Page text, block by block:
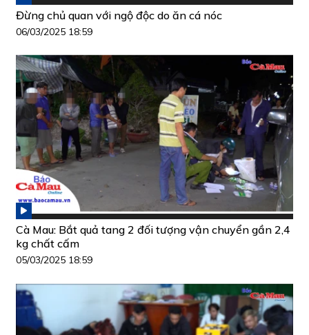
Đừng chủ quan với ngộ độc do ăn cá nóc
06/03/2025 18:59
Cà Mau: Bắt quả tang 2 đối tượng vận chuyển gần 2,4
kg chất cấm
05/03/2025 18:59